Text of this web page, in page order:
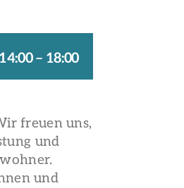
– 18:00
freuen uns,
und
und